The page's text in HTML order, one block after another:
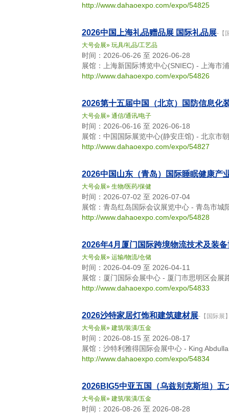
http://www.dahaoexpo.com/expo/54825
2026中国上海礼品赠品展 国际礼品展-【
大号会展» 玩具/礼品/工艺品
时间：2026-06-26 至 2026-06-28
展馆：上海新国际博览中心(SNIEC) - 上海市
http://www.dahaoexpo.com/expo/54826
2026第十五届中国（北京）国防信息化
大号会展» 通信/通讯/电子
时间：2026-06-16 至 2026-06-18
展馆：中国国际展览中心(静安庄馆) - 北京市
http://www.dahaoexpo.com/expo/54827
2026中国山东（青岛）国际睡眠健康产
大号会展» 生物/医药/保健
时间：2026-07-02 至 2026-07-04
展馆：青岛红岛国际会议展览中心 - 青岛市城
http://www.dahaoexpo.com/expo/54828
2026年4月厦门国际跨境物流技术及装
大号会展» 运输/物流/仓储
时间：2026-04-09 至 2026-04-11
展馆：厦门国际会展中心 - 厦门市思明区会展
http://www.dahaoexpo.com/expo/54833
2026沙特家居灯饰和建筑建材展-【国际展
大号会展» 建筑/装潢/五金
时间：2026-08-15 至 2026-08-17
展馆：沙特利雅得国际会展中心 - King
http://www.dahaoexpo.com/expo/54834
2026BIG5中亚五国（乌兹别克斯坦）五
大号会展» 建筑/装潢/五金
时间：2026-08-26 至 2026-08-28